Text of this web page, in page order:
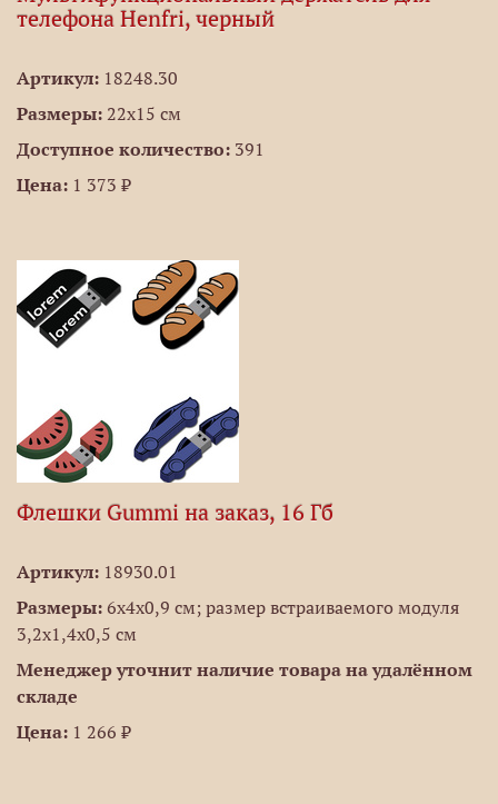
телефона Henfri, черный
Артикул: 18248.30
Размеры: 22х15 см
Доступное количество: 391
Цена: 1 373 ₽
Флешки Gummi на заказ, 16 Гб
Артикул: 18930.01
Размеры: 6х4х0,9 см; размер встраиваемого модуля
3,2х1,4х0,5 см
Менеджер уточнит наличие товара на удалённом
складе
Цена: 1 266 ₽